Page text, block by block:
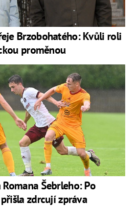
Brzobohatého: Kvůli roli
proměnou
Šebrleho: Po
zdrcují zpráva